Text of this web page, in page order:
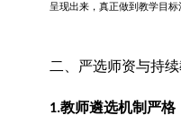
呈现出来，真正做到教学目标
二、严选师资与持
1.教师遴选机制严格